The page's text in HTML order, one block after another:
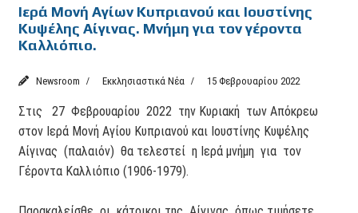
Ιερά Μονή Αγίων Κυπριανού και Ιουστίνης
Κυψέλης Αίγινας. Μνήμη για τον γέροντα
Καλλιόπιο.
Newsroom Εκκλησιαστικά Νέα 15 Φεβρουαρίου 2022
Στις 27 Φεβρουαρίου 2022 την Κυριακή των Απόκρεω
στον Ιερά Μονή Αγίου Κυπριανού και Ιουστίνης Κυψέλης
Αίγινας (παλαιόν) θα τελεστεί η Ιερά μνήμη για τον
Γέροντα Καλλιόπιο (1906-1979).